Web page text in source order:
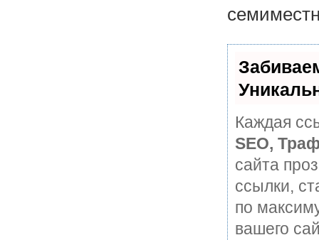
Каждая
SEO,
сайта
ссылки,
по
вашего